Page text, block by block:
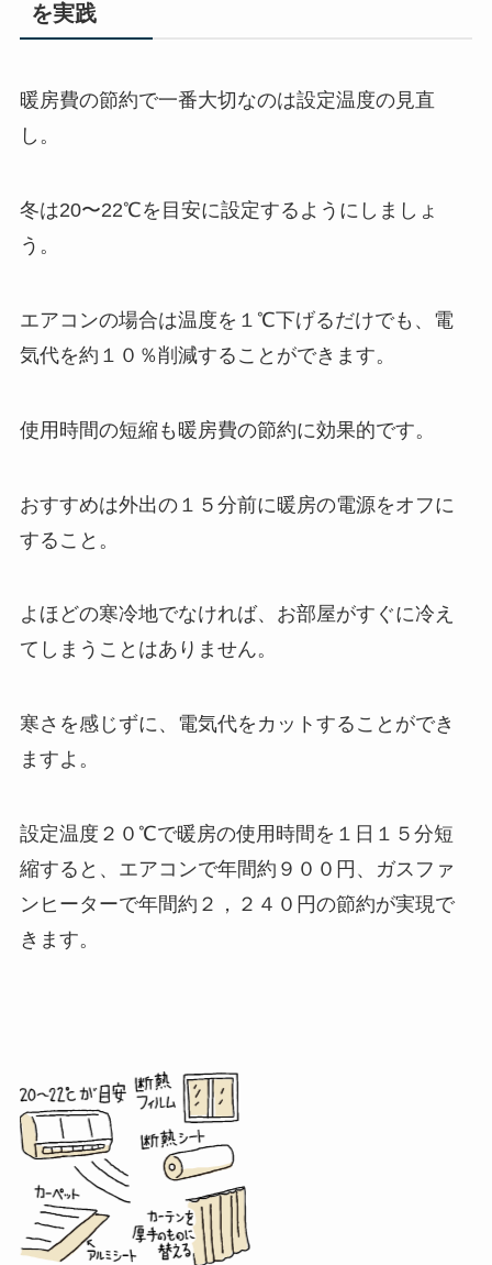
を実践
暖房費の節約で一番大切なのは設定温度の見直
し。
冬は20〜22℃を目安に設定するようにしましょ
う。
エアコンの場合は温度を１℃下げるだけでも、電
気代を約１０％削減することができます。
使用時間の短縮も暖房費の節約に効果的です。
おすすめは外出の１５分前に暖房の電源をオフに
すること。
よほどの寒冷地でなければ、お部屋がすぐに冷え
てしまうことはありません。
寒さを感じずに、電気代をカットすることができ
ますよ。
設定温度２０℃で暖房の使用時間を１日１５分短
縮すると、エアコンで年間約９００円、ガスファ
ンヒーターで年間約２，２４０円の節約が実現で
きます。